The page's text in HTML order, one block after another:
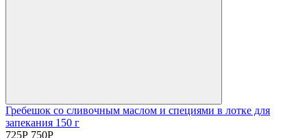
Гребешок со сливочным маслом и специями в лотке для
запекания 150 г
725Р 750Р